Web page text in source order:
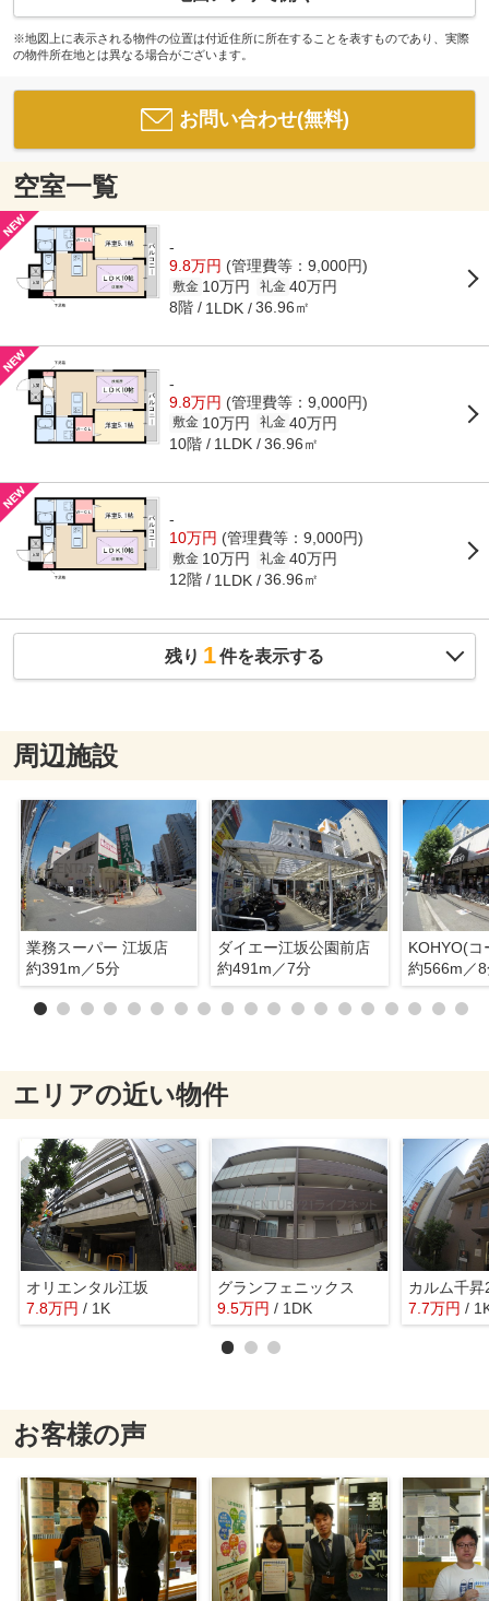
※地図上に表示される物件の位置は付近住所に所在することを表すものであり、実際
の物件所在地とは異なる場合がございます。
お問い合わせ(無料)
空室一覧
-
9.8万円 (管理費等：9,000円)
敷金 10万円 礼金 40万円
8階 1LDK 36.96㎡
-
9.8万円 (管理費等：9,000円)
敷金 10万円 礼金 40万円
10階 1LDK 36.96㎡
-
10万円 (管理費等：9,000円)
敷金 10万円 礼金 40万円
12階 1LDK 36.96㎡
残り 1件を表示する
周辺施設
業務スーパー 江坂店
約391m／5分
ダイエー江坂公園前店
約491m／7分
約566m／
エリアの近い物件
オリエンタル江坂
7.8万円 / 1K
グランフェニックス
9.5万円 / 1DK
カルム千昇
7.7万円 /
お客様の声